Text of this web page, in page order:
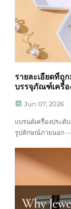
รายละเอียดที่ถู
บรรจุภัณฑ์เครื่อ
Jun 07, 2026
แบรนด์เครื่องประ
รูปลักษณ์ภายนอก —
ด้านใน วัสดุที่เครื่อ
สำคัญ...